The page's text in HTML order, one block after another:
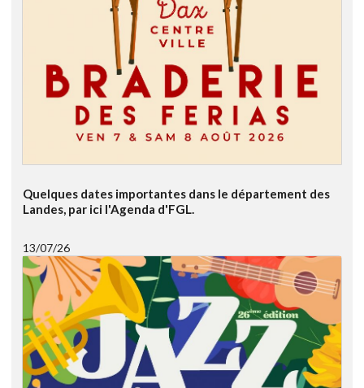
Quelques dates importantes dans le département des
Landes, par ici l'Agenda d'FGL.
13/07/26